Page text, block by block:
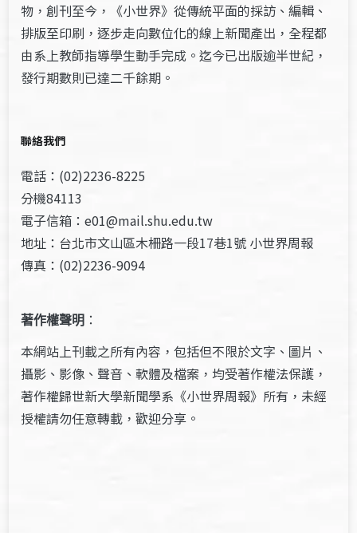
物，創刊至今，《小世界》從傳統平面的採訪、編輯、
排版至印刷，逐步走向數位化的線上新聞產出，全程都
由系上教師指導學生動手完成。迄今已出版逾半世紀，
發行期數則已達二千餘期。
聯絡我們
電話：(02)2236-8225
分機84113
電子信箱：e01@mail.shu.edu.tw
地址：台北市文山區木柵路一段17巷1號 小世界周報
傳真：(02)2236-9094
著作權聲明 ：
本網站上刊載之所有內容，包括但不限於文字、圖片、
攝影、影像、聲音、軟體及檔案，均受著作權法保護，
著作權歸世新大學新聞學系《小世界周報》所有，未經
授權請勿任意轉載，歡迎分享。